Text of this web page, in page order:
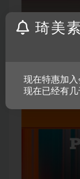
琦美
现在特惠加入
现在已经有